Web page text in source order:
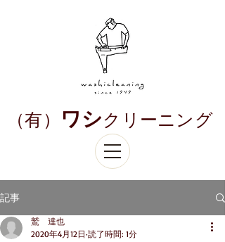
​（有） ワシクリーニング
記事
鷲 達也
2020年4月12日 読了時間: 1分